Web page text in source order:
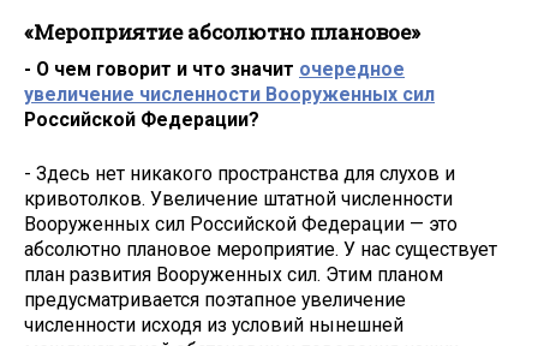
«Мероприятие абсолютно плановое»
- О чем говорит и что значит очередное
увеличение численности Вооруженных сил
Российской Федерации?
- Здесь нет никакого пространства для слухов и
кривотолков. Увеличение штатной численности
Вооруженных сил Российской Федерации — это
абсолютно плановое мероприятие. У нас существует
план развития Вооруженных сил. Этим планом
предусматривается поэтапное увеличение
численности исходя из условий нынешней